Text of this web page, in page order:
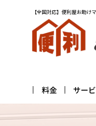
【全国対応】便利屋お助け
料金 サー